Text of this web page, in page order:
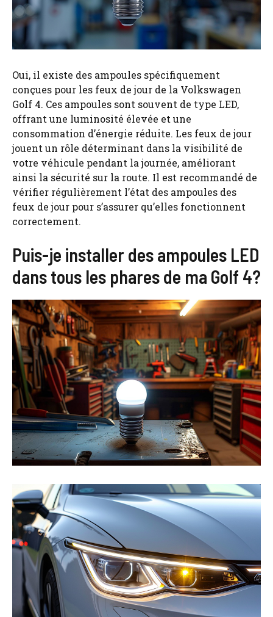
Oui, il existe des ampoules spécifiquement
conçues pour les feux de jour de la Volkswagen
Golf 4. Ces ampoules sont souvent de type LED,
offrant une luminosité élevée et une
consommation d’énergie réduite. Les feux de jour
jouent un rôle déterminant dans la visibilité de
votre véhicule pendant la journée, améliorant
ainsi la sécurité sur la route. Il est recommandé de
vérifier régulièrement l’état des ampoules des
feux de jour pour s’assurer qu’elles fonctionnent
correctement.
Puis-je installer des ampoules LED
dans tous les phares de ma Golf 4?